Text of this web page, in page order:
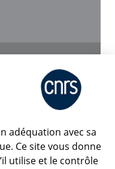
adéquation avec sa
Ce site vous donne
utilise et le contrôle